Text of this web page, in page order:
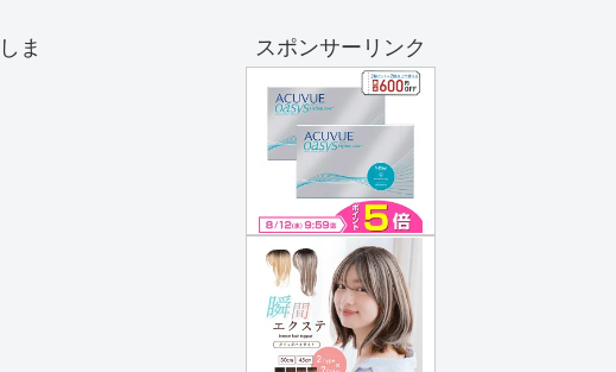
しま
スポンサーリンク